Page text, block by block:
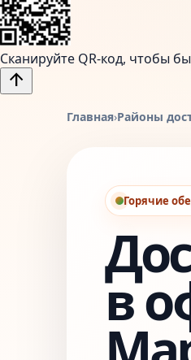
Сканируйте QR-код, чтобы
arrow_upward
Главная›Районы
Горячие
в